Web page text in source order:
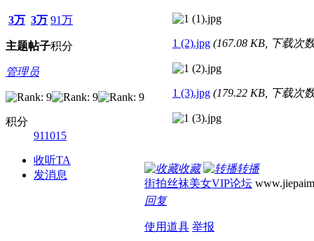
3万
主题
3万
帖子
91万
积分
管理员
积分
911015
收听TA
发消息
1 (2).jpg (167.08 KB, 下载次
1 (3).jpg (179.22 KB, 下载次
收藏
转播
街拍丝袜美女VIP论坛
回复
使用道具 举报